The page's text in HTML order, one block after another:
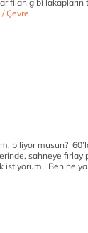
filan gibi lakapların
Çevre
biliyor musun?
sahneye
istiyorum. Ben ne